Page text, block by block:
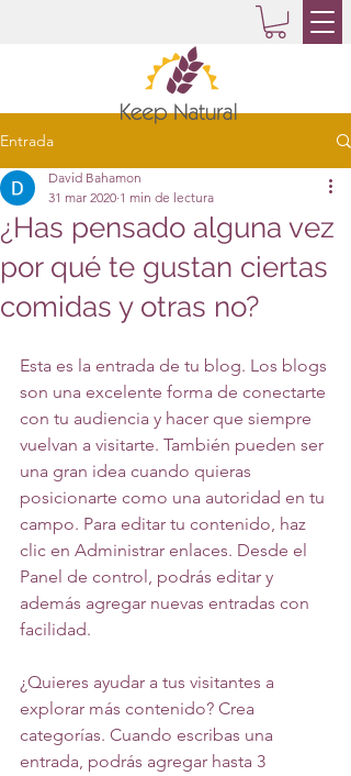
Entrada
¿Has pensado alguna vez
por qué te gustan ciertas
comidas y otras no?
David Bahamon
31 mar 2020 1 min de lectura
Esta es la entrada de tu blog. Los blogs
son una excelente forma de conectarte
con tu audiencia y hacer que siempre
vuelvan a visitarte. También pueden ser
una gran idea cuando quieras
posicionarte como una autoridad en tu
campo. Para editar tu contenido, haz
clic en Administrar enlaces. Desde el
Panel de control, podrás editar y
además agregar nuevas entradas con
facilidad.
¿Quieres ayudar a tus visitantes a
explorar más contenido? Crea
categorías. Cuando escribas una
entrada, podrás agregar hasta 3